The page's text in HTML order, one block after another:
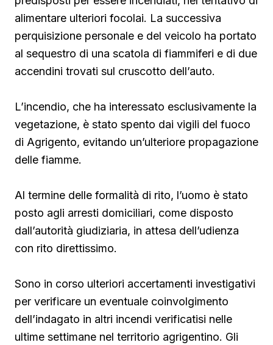
alimentare ulteriori focolai. La successiva
perquisizione personale e del veicolo ha portato
al sequestro di una scatola di fiammiferi e di due
accendini trovati sul cruscotto dell’auto.
L’incendio, che ha interessato esclusivamente la
vegetazione, è stato spento dai vigili del fuoco
di Agrigento, evitando un’ulteriore propagazione
delle fiamme.
Al termine delle formalità di rito, l’uomo è stato
posto agli arresti domiciliari, come disposto
dall’autorità giudiziaria, in attesa dell’udienza
con rito direttissimo.
Sono in corso ulteriori accertamenti investigativi
per verificare un eventuale coinvolgimento
dell’indagato in altri incendi verificatisi nelle
ultime settimane nel territorio agrigentino. Gli